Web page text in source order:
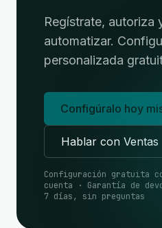
Regístrate, autoriza
automatizar.
personalizada
Configúralo hoy
Hablar con Ventas
Configuración gratuita
cuenta · Garantía de
7 días, sin preguntas